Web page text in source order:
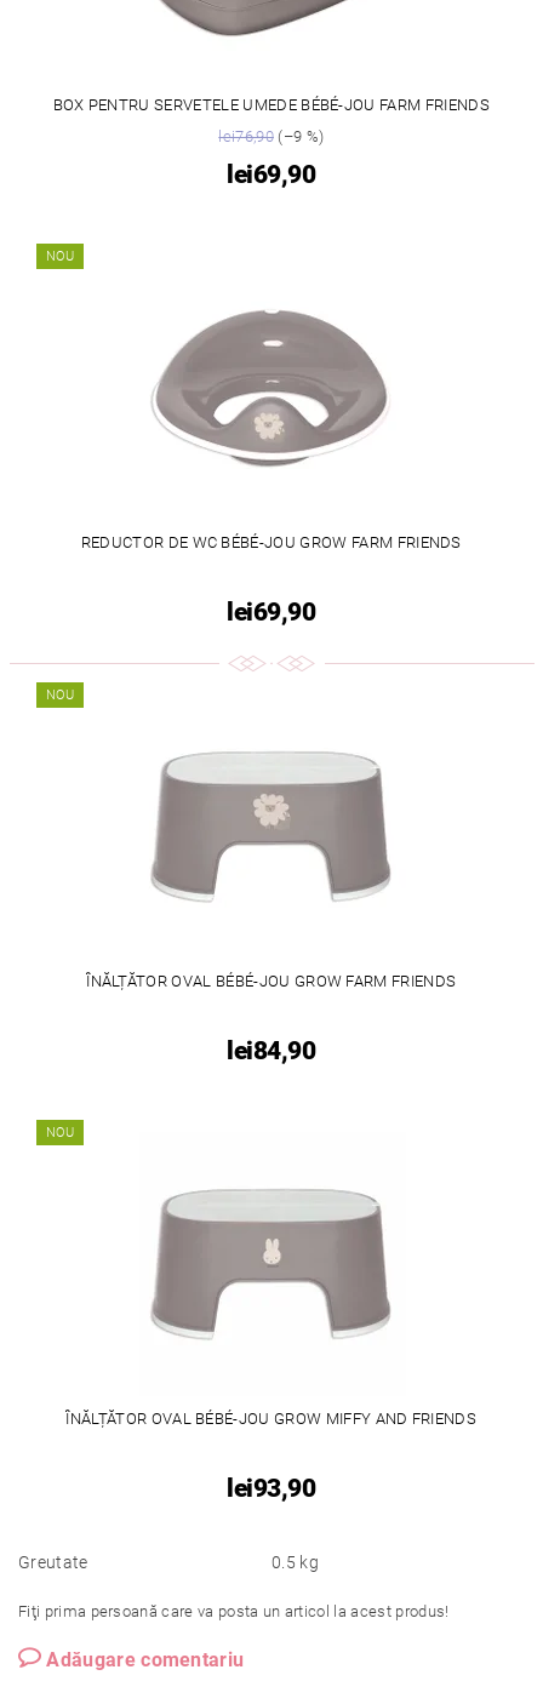
BOX PENTRU SERVETELE UMEDE BÉBÉ-JOU FARM FRIENDS
lei76,90(–9 %)
lei69,90
NOU
REDUCTOR DE WC BÉBÉ-JOU GROW FARM FRIENDS
lei69,90
NOU
ÎNĂLȚĂTOR OVAL BÉBÉ-JOU GROW FARM FRIENDS
lei84,90
NOU
ÎNĂLȚĂTOR OVAL BÉBÉ-JOU GROW MIFFY AND FRIENDS
lei93,90
Greutate 0.5 kg
Fiţi prima persoană care va posta un articol la acest produs!
Adăugare comentariu